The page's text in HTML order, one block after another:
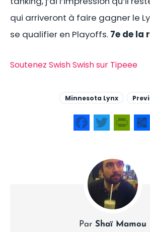
qui arriveront à faire gagner le
se qualifier en Playoffs. 7e de la
Minnesota Lynx
Facebook
Twitter
Par Shaï Mamou
Soutenez Swish Swish sur Tipeee